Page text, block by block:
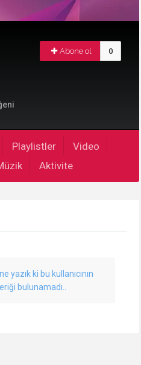
Abone ol 0
Playlistler
Video
Aktivite
yazık ki bu kullanıcının
bulunamadı..